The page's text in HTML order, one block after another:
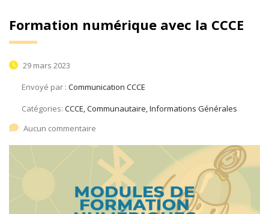
Formation numérique avec la CCCE
29 mars 2023
Envoyé par : Communication CCCE
Catégories: CCCE, Communautaire, Informations Générales
Aucun commentaire